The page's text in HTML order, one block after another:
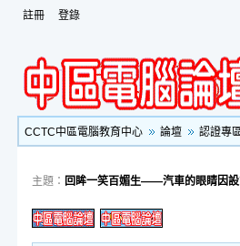
註冊 登錄
CCTC中區電腦教育中心
論壇 認證專
主題： 回眸一笑百媚生——汽車的眼睛因設